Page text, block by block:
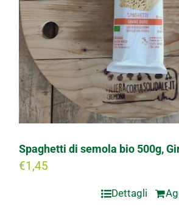
Spaghetti di semola bio 500g,
€1,45
Dettagli